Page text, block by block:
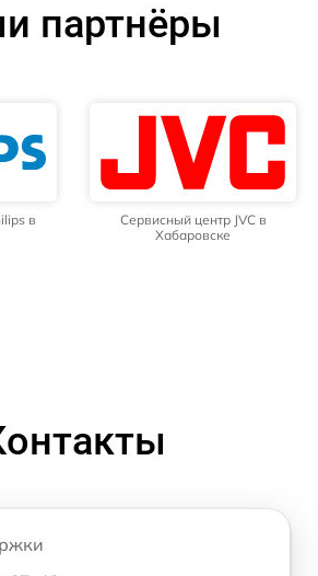
партнёры
в
Сервисный центр JVC в
Хабаровске